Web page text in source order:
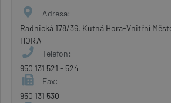
Adresa:
Radnická 178/36, Kutná Hora-Vnitřní
HORA
Telefon:
950 131 521 - 524
Fax:
950 131 530